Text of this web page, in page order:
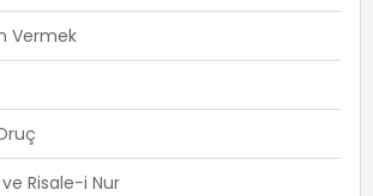
Vermek
Risale-i Nur